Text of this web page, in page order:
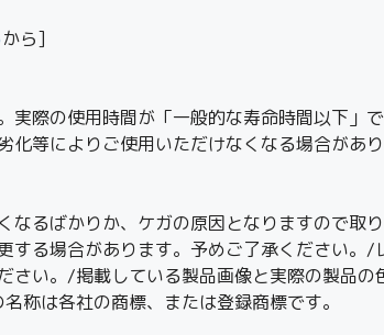
から]
実際の使用時間が「一般的な寿命時間以下」
等によりご使用いただけなくなる場合があり
なるばかりか、ケガの原因となりますので取
する場合があります。予めご了承ください。
さい。/掲載している製品画像と実際の製品
称は各社の商標、または登録商標です。